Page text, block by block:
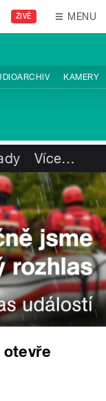
ŽIVĚ MENU
KAMERY
Více…
otevře